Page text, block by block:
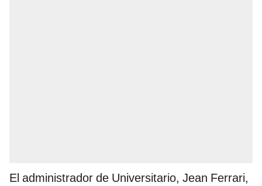
El administrador de Universitario, Jean Ferrari,